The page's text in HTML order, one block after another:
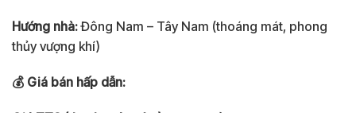
Hướng nhà:Đông Nam – Tây Nam (thoáng mát, phong
thủy vượng khí)
💰 Giá bán hấp dẫn: